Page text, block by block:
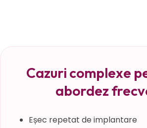
Cazuri complexe
abordez
Eșec repetat de implantare